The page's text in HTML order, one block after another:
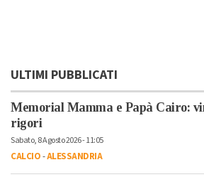
ULTIMI PUBBLICATI
Memorial Mamma e Papà Cairo:
rigori
Sabato, 8 Agosto 2026 - 11:05
CALCIO-ALESSANDRIA